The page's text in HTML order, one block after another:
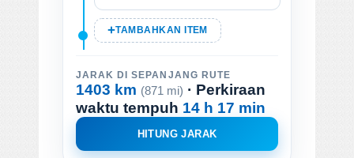
TAMBAHKAN ITEM
JARAK DI SEPANJANG RUTE
1403 km (871 mi) · Perkiraan
waktu tempuh 14 h 17 min
HITUNG JARAK